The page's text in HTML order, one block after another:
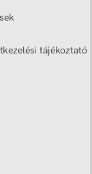
tájékoztató